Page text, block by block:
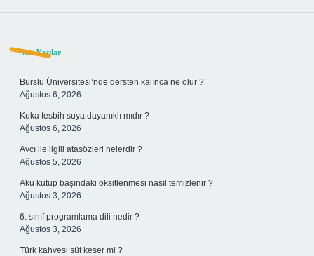
Sidebar
Son Yazılar
Burslu Üniversitesi’nde dersten kalınca ne olur ?
Ağustos 6, 2026
Kuka tesbih suya dayanıklı mıdır ?
Ağustos 6, 2026
Avcı ile ilgili atasözleri nelerdir ?
Ağustos 5, 2026
Akü kutup başındaki oksitlenmesi nasıl temizlenir ?
Ağustos 3, 2026
6. sınıf programlama dili nedir ?
Ağustos 3, 2026
Türk kahvesi süt keser mi ?